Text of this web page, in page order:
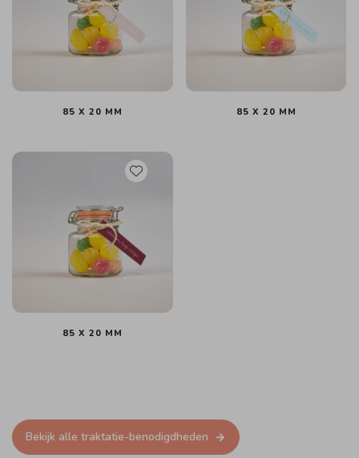
85 X 20 MM 85 X 20 MM
85 X 20 MM
Bekijk alle traktatie-benodigdheden